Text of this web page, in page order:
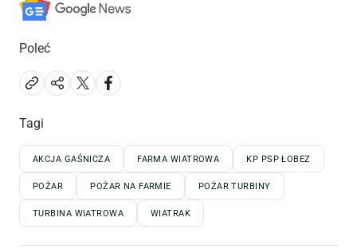
Poleć
Tagi
AKCJA GAŚNICZA FARMA WIATROWA KP PSP ŁOBEZ
POŻAR POŻAR NA FARMIE POŻAR TURBINY
TURBINA WIATROWA WIATRAK